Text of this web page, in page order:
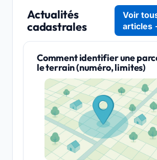
Actualités
cadastrales
Voir
articles
Comment identifier une
le terrain (numéro, limites)